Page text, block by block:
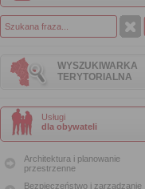
WYSZUKIWARKA
TERYTORIALNA
Usługi
dla obywateli
Architektura i planowanie
przestrzenne
Bezpieczeństwo i zarządzanie